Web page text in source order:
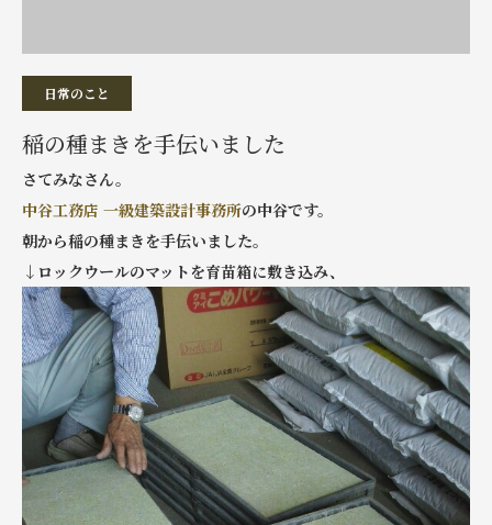
日常のこと
稲の種まきを手伝いました
さてみなさん。
中谷工務店 一級建築設計事務所の中谷です。
朝から稲の種まきを手伝いました。
↓ロックウールのマットを育苗箱に敷き込み、